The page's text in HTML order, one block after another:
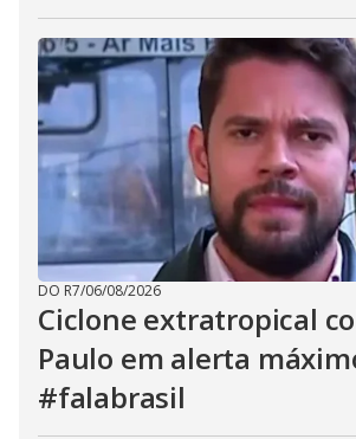
DO R7/06/08/2026
Ciclone extratropical
Paulo em alerta
#falabrasil